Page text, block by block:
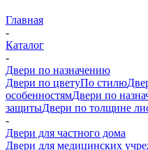
Главная
-
Каталог
-
Двери по назначению
Двери по цветуПо стилю
особенностямДвери по
защитыДвери по толщине
-
Двери для частного дома
Двери для медицинских